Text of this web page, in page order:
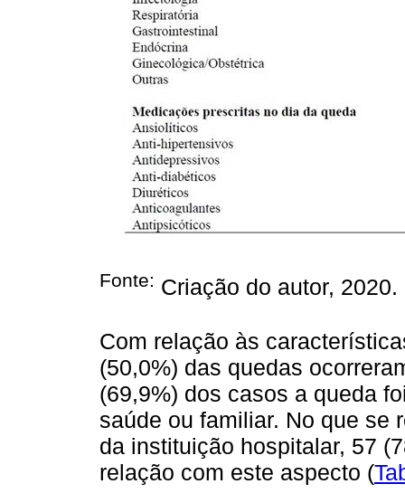
Fonte: Criação do autor, 2020.
Com relação às
(50,0%) das quedas
(69,9%) dos casos a queda
saúde ou familiar. No que se
da instituição hospitalar, 57
relação com este aspecto (